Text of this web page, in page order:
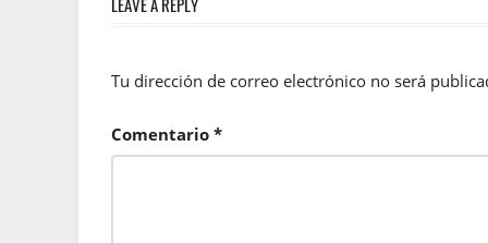
entradas
Tu dirección de correo electrónico no será
Comentario *